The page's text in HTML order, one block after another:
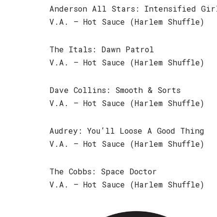
Anderson All Stars: Intensified
V.A. – Hot Sauce (Harlem Shuffle)
The Itals: Dawn Patrol
V.A. – Hot Sauce (Harlem Shuffle)
Dave Collins: Smooth & Sorts
V.A. – Hot Sauce (Harlem Shuffle)
Audrey: You’ll Loose A Good Thing
V.A. – Hot Sauce (Harlem Shuffle)
The Cobbs: Space Doctor
V.A. – Hot Sauce (Harlem Shuffle)